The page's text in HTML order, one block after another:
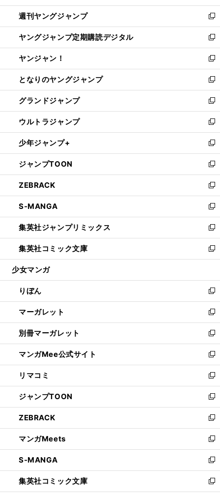
開
く
ウ
で
開
く
ン
ド
ウ
で
開
く
ウ
ィ
ン
ド
ウ
で
開
く
週刊ヤングジャンプ
新
し
い
ウ
ィ
ン
ド
ウ
で
開
く
ヤングジャンプ定期購読デジタル
新
し
い
ウ
ィ
ン
ド
ウ
で
開
く
ヤンジャン！
新
し
い
ウ
ィ
ン
ド
ウ
で
開
く
となりのヤングジャンプ
新
し
い
ウ
ィ
ン
ド
ウ
で
開
く
グランドジャンプ
新
し
い
ウ
ィ
ン
ド
ウ
で
開
く
ウルトラジャンプ
新
し
い
ウ
ィ
ン
ド
ウ
で
開
く
少年ジャンプ+
新
し
い
ウ
ィ
ン
ド
ウ
で
開
く
ジャンプTOON
新
し
い
ウ
ィ
ン
ド
ウ
で
開
ZEBRACK
新
し
い
ウ
ィ
ン
ド
ウ
開
く
S-MANGA
新
し
い
ウ
ィ
ン
ウ
で
開
く
集英社ジャンプリミックス
新
し
い
ウ
ン
ド
ウ
で
開
く
集英社コミック文庫
新
し
ウ
ィ
ン
ド
ウ
で
開
く
少女マンガ
りぼん
新
し
い
ウ
ィ
ン
ド
ウ
で
開
く
マーガレット
新
し
い
ウ
ィ
ン
ド
ウ
で
開
く
別冊マーガレット
新
し
い
ウ
ィ
ン
ド
ウ
で
開
く
マンガMee公式サイト
新
し
い
ウ
ィ
ン
ド
ウ
で
開
く
リマコミ
新
し
い
ウ
ィ
ン
ド
ウ
で
開
く
ジャンプTOON
新
し
い
ウ
ィ
ン
ド
ウ
で
開
ZEBRACK
新
し
い
ウ
ィ
ン
ド
ウ
マンガMeets
新
し
い
ウ
ィ
ン
S-MANGA
新
し
い
ウ
集英社コミック文庫
新